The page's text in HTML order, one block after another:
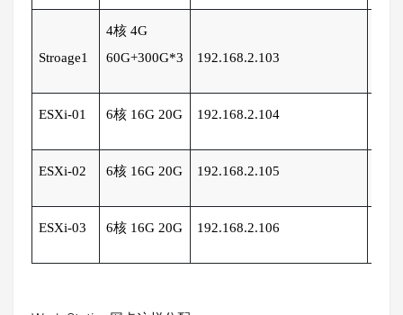
Stroage1
4核 4G
60G+300G*3
192.168.2.103
ESXi-01 6核 16G 20G 192.168.2.104
ESXi-02 6核 16G 20G 192.168.2.105
ESXi-03 6核 16G 20G 192.168.2.106